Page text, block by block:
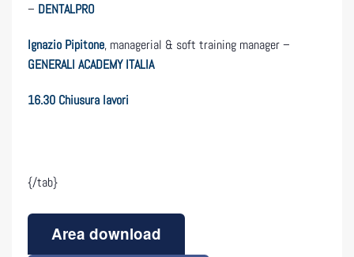
– DENTALPRO
Ignazio Pipitone, managerial & soft training manager –
GENERALI ACADEMY ITALIA
16.30 Chiusura lavori
{/tab}
Area download